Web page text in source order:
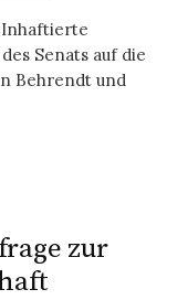
Senats auf die
Behrendt und
zur